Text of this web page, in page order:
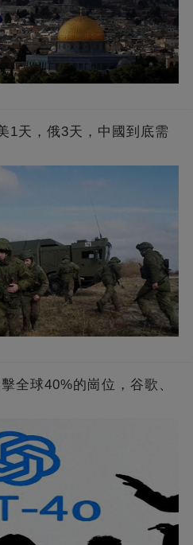
1天，俄3天，中國到底需
全球40%的崗位，谷歌、